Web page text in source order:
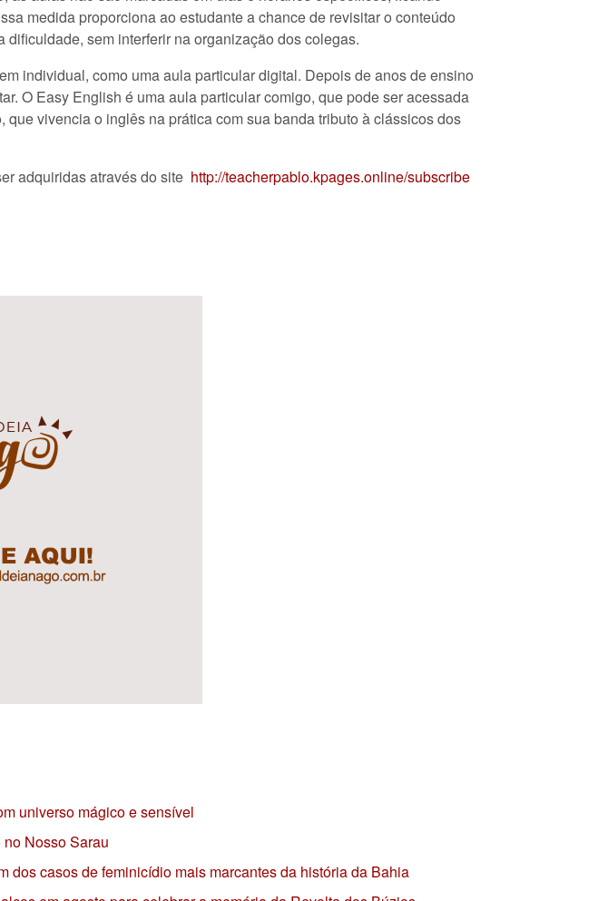
medida proporciona ao estudante a chance de revisitar o conteúdo
sem interferir na organização dos colegas.
individual, como uma aula particular digital. Depois de anos de ensino
O Easy English é uma aula particular comigo, que pode ser acessada
vivencia o inglês na prática com sua banda tributo à clássicos dos
adquiridas através do site http://teacherpablo.kpages.online/subscribe
universo mágico e sensível
Nosso Sarau
dos casos de feminicídio mais marcantes da história da Bahia